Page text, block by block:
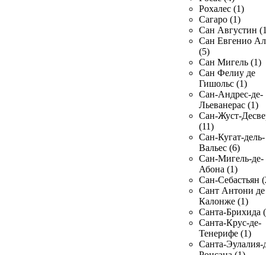
Рохалес (1)
Сагаро (1)
Сан Августин
Сан Евгенио
(5)
Сан Мигель (1)
Сан Фелиу де
Гишольс (1)
Сан-Андрес-де-
Льеванерас (1)
Сан-Жуст-
(11)
Сан-Кугат-дель-
Вальес (6)
Сан-Мигель-де-
Абона (1)
Сан-Себастьян
Сант Антони де
Калонже (1)
Санта-Брихида
Санта-Крус-де-
Тенерифе (1)
Санта-Эулалия-